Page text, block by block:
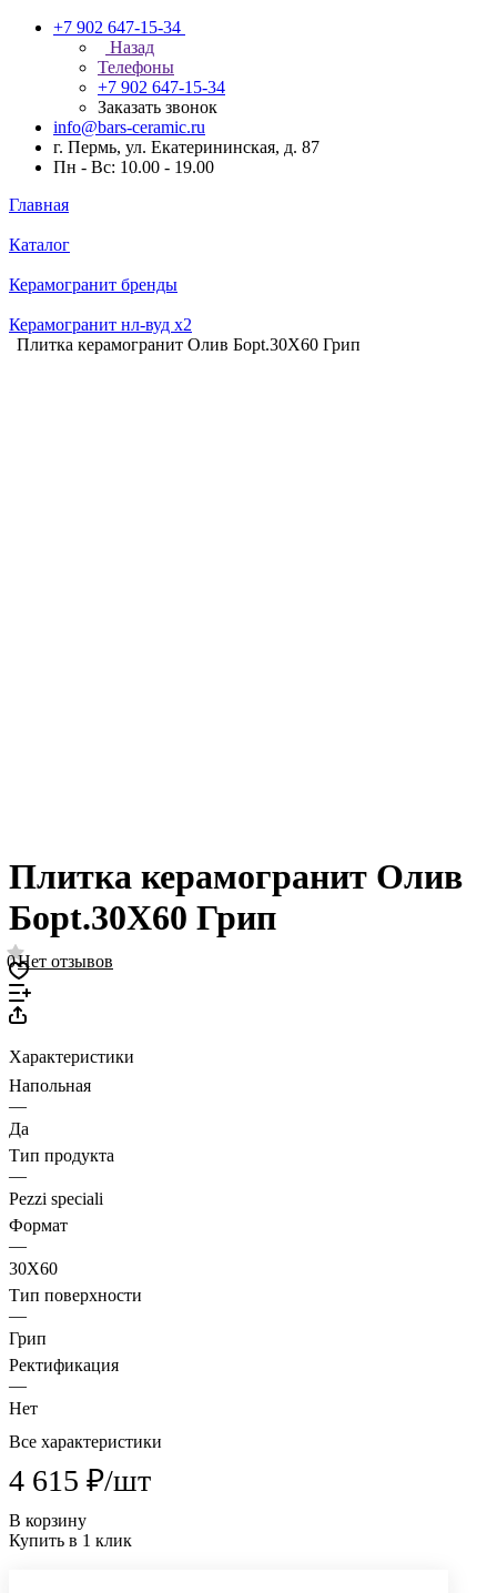
+7 902 647-15-34
Назад
Телефоны
+7 902 647-15-34
Заказать звонок
info@bars-ceramic.ru
г. Пермь, ул. Екатерининская, д. 87
Пн - Вс: 10.00 - 19.00
Главная
Каталог
Керамогранит бренды
Керамогранит нл-вуд x2
Плитка керамогранит Олив Борt.30X60 Грип
Плитка керамогранит Олив
Борt.30X60 Грип
0Нет отзывов
Характеристики
Напольная
—
Да
Тип продукта
—
Pezzi speciali
Формат
—
30X60
Тип поверхности
—
Грип
Ректификация
—
Нет
Все характеристики
4 615 ₽/шт
В корзину
Купить в 1 клик